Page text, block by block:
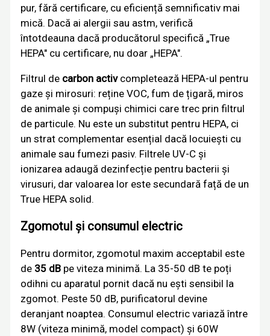
pur, fără certificare, cu eficiență semnificativ mai
mică. Dacă ai alergii sau astm, verifică
întotdeauna dacă producătorul specifică „True
HEPA" cu certificare, nu doar „HEPA".
Filtrul de carbon activcompletează HEPA-ul pentru
gaze și mirosuri: reține VOC, fum de țigară, miros
de animale și compuși chimici care trec prin filtrul
de particule. Nu este un substitut pentru HEPA, ci
un strat complementar esențial dacă locuiești cu
animale sau fumezi pasiv. Filtrele UV-C și
ionizarea adaugă dezinfecție pentru bacterii și
virusuri, dar valoarea lor este secundară față de un
True HEPA solid.
Zgomotul și consumul electric
Pentru dormitor, zgomotul maxim acceptabil este
de 35 dB pe viteza minimă. La 35-50 dB te poți
odihni cu aparatul pornit dacă nu ești sensibil la
zgomot. Peste 50 dB, purificatorul devine
deranjant noaptea. Consumul electric variază între
8W (viteza minimă, model compact) și 60W